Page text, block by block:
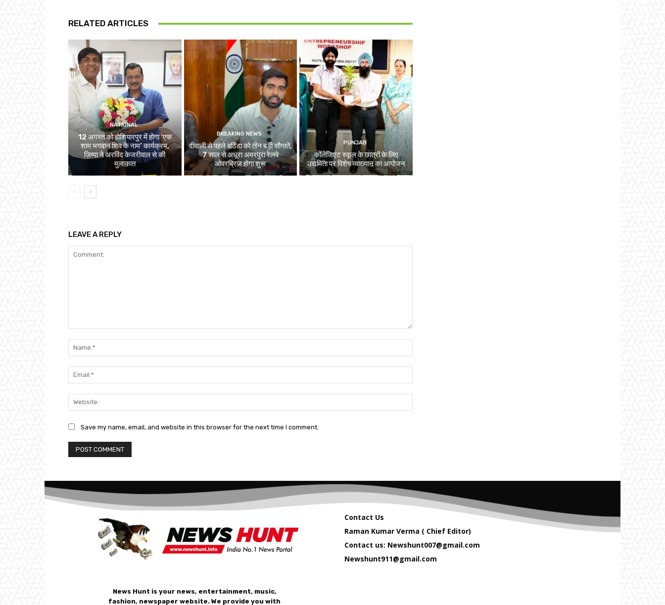
RELATED ARTICLES
NATIONAL
12 अगस्त को होशियारपुर में होगा ‘एक
शाम भगवान शिव के नाम’ कार्यक्रम,
ज़िम्पा ने अरविंद केजरीवाल से की
मुलाक़ात
BREAKING NEWS
दीवाली से पहले बठिंडा को तीन बड़ी सौगातें,
7 साल से अधूरा अमरपुरा रेलवे
ओवरब्रिज होगा शुरू
PUNJAB
कॉलेजिएट स्कूल के छात्रों के लिए
उद्यमिता पर विशेष व्याख्यान का आयोजन
LEAVE A REPLY
Save my name, email, and website in this browser for the next time I comment.
News Hunt is your news, entertainment, music,
fashion, newspaper website. We provide you with
Contact Us
Raman Kumar Verma ( Chief Editor)
Contact us: Newshunt007@gmail.com
Newshunt911@gmail.com